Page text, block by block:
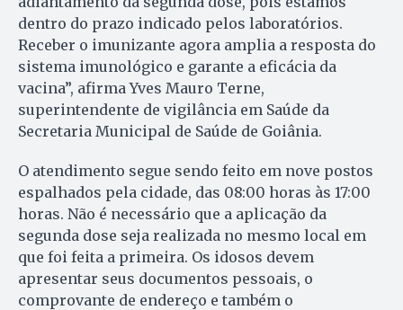
dentro do prazo indicado pelos laboratórios.
Receber o imunizante agora amplia a resposta do
sistema imunológico e garante a eficácia da
vacina”, afirma Yves Mauro Terne,
superintendente de vigilância em Saúde da
Secretaria Municipal de Saúde de Goiânia.
O atendimento segue sendo feito em nove postos
espalhados pela cidade, das 08:00 horas às 17:00
horas. Não é necessário que a aplicação da
segunda dose seja realizada no mesmo local em
que foi feita a primeira. Os idosos devem
apresentar seus documentos pessoais, o
comprovante de endereço e também o